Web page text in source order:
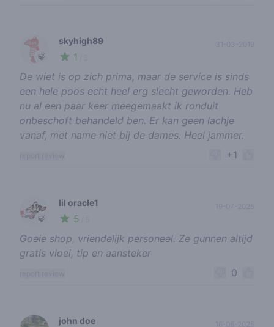
🍃
skyhigh89
1
31-03-2019
De wiet is op zich prima, maar de service is sinds
een hele poos echt heel erg slecht geworden. Heb
nu al een paar keer meegemaakt ik ronduit
onbeschoft behandeld ben. Er kan geen lachje
vanaf, met name niet bij de dames. Heel jammer.
+1
🍃
lil oracle1
5
Goeie shop, vriendelijk personeel. Ze gunnen altijd
gratis vloei, tip en aansteker
0
john doe